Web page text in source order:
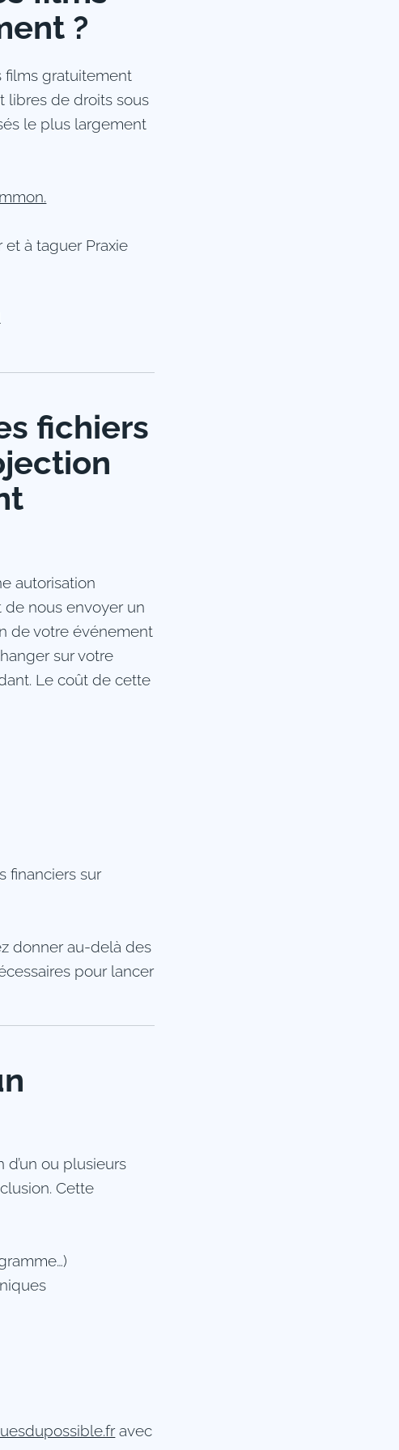
?
films gratuitement
libres de droits sous
le plus largement
à taguer Praxie
fichiers
autorisation
de nous envoyer un
de votre événement
sur votre
Le coût de cette
financiers sur
donner au-delà des
pour lancer
ou plusieurs
Cette
avec